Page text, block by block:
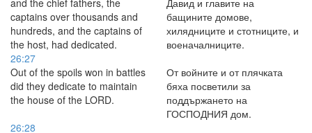
and the chief fathers, the
captains over thousands and
hundreds, and the captains of
the host, had dedicated.
Давид и главите на
бащините домове,
хилядниците и стотниците, и
военачалниците.
26:27
Out of the spoils won in battles
did they dedicate to maintain
the house of the LORD.
От войните и от плячката
бяха посветили за
поддържането на
ГОСПОДНИЯ дом.
26:28